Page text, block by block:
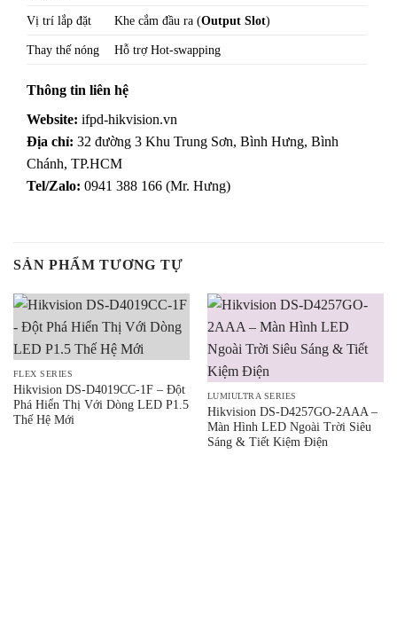
Vị trí lắp đặt Khe cắm đầu ra (Output Slot)
Thay thế nóng Hỗ trợ Hot-swapping
Thông tin liên hệ
Website: ifpd-hikvision.vn
Địa chỉ: 32 đường 3 Khu Trung Sơn, Bình Hưng, Bình
Chánh, TP.HCM
Tel/Zalo: 0941 388 166 (Mr. Hưng)
SẢN PHẨM TƯƠNG TỰ
FLEX SERIES
Hikvision DS-D4019CC-1F – Đột
Phá Hiển Thị Với Dòng LED P1.5
Thế Hệ Mới
LUMIULTRA SERIES
Hikvision DS-D4257GO-2AAA –
Màn Hình LED Ngoài Trời Siêu
Sáng & Tiết Kiệm Điện